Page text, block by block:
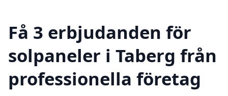
Få 3 erbjudanden för
solpaneler i Taberg från
professionella företag